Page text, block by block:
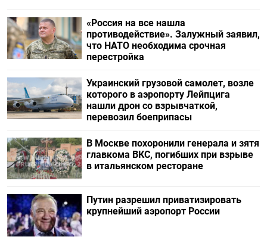
«Россия на все нашла
противодействие». Залужный заявил,
что НАТО необходима срочная
перестройка
Украинский грузовой самолет, возле
которого в аэропорту Лейпцига
нашли дрон со взрывчаткой,
перевозил боеприпасы
В Москве похоронили генерала и зятя
главкома ВКС, погибших при взрыве
в итальянском ресторане
Путин разрешил приватизировать
крупнейший аэропорт России